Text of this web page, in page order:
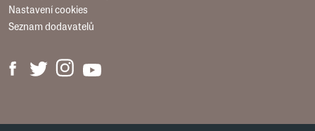
Nastavení cookies
Seznam dodavatelů